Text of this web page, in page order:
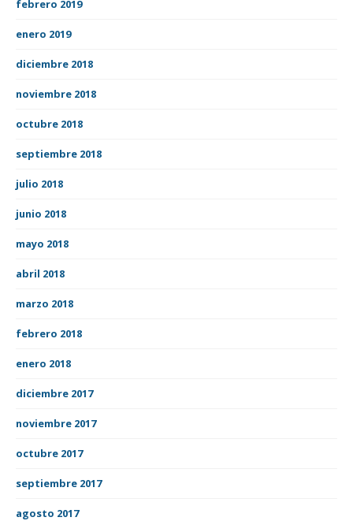
febrero 2019
enero 2019
diciembre 2018
noviembre 2018
octubre 2018
septiembre 2018
julio 2018
junio 2018
mayo 2018
abril 2018
marzo 2018
febrero 2018
enero 2018
diciembre 2017
noviembre 2017
octubre 2017
septiembre 2017
agosto 2017